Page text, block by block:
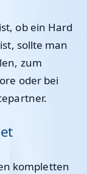
ob ein Hard
sollte man
zum
oder bei
kompletten